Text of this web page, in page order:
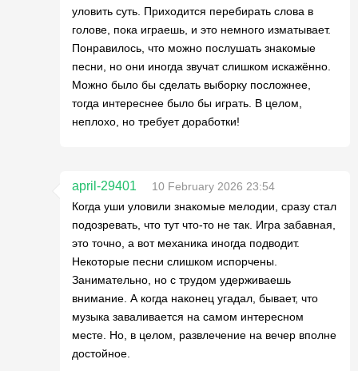
уловить суть. Приходится перебирать слова в
голове, пока играешь, и это немного изматывает.
Понравилось, что можно послушать знакомые
песни, но они иногда звучат слишком искажённо.
Можно было бы сделать выборку посложнее,
тогда интереснее было бы играть. В целом,
неплохо, но требует доработки!
april-29401
10 February 2026 23:54
Когда уши уловили знакомые мелодии, сразу стал
подозревать, что тут что-то не так. Игра забавная,
это точно, а вот механика иногда подводит.
Некоторые песни слишком испорчены.
Занимательно, но с трудом удерживаешь
внимание. А когда наконец угадал, бывает, что
музыка заваливается на самом интересном
месте. Но, в целом, развлечение на вечер вполне
достойное.